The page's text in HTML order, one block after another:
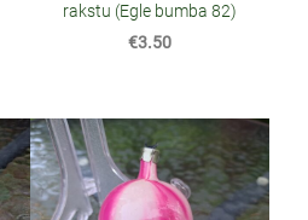
rakstu (Egle bumba 82)
€3.50